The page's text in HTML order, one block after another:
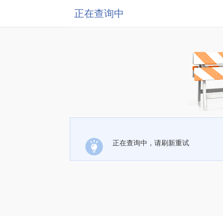
正在查询中
正在查询中，请刷新重试